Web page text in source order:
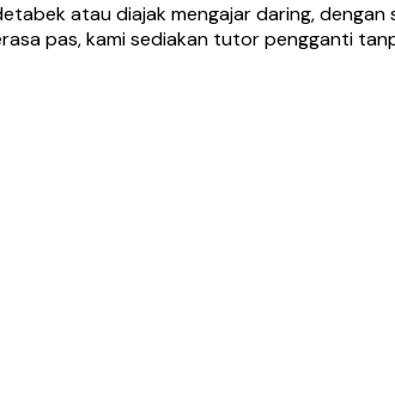
atau diajak mengajar daring, dengan
pas, kami sediakan tutor pengganti